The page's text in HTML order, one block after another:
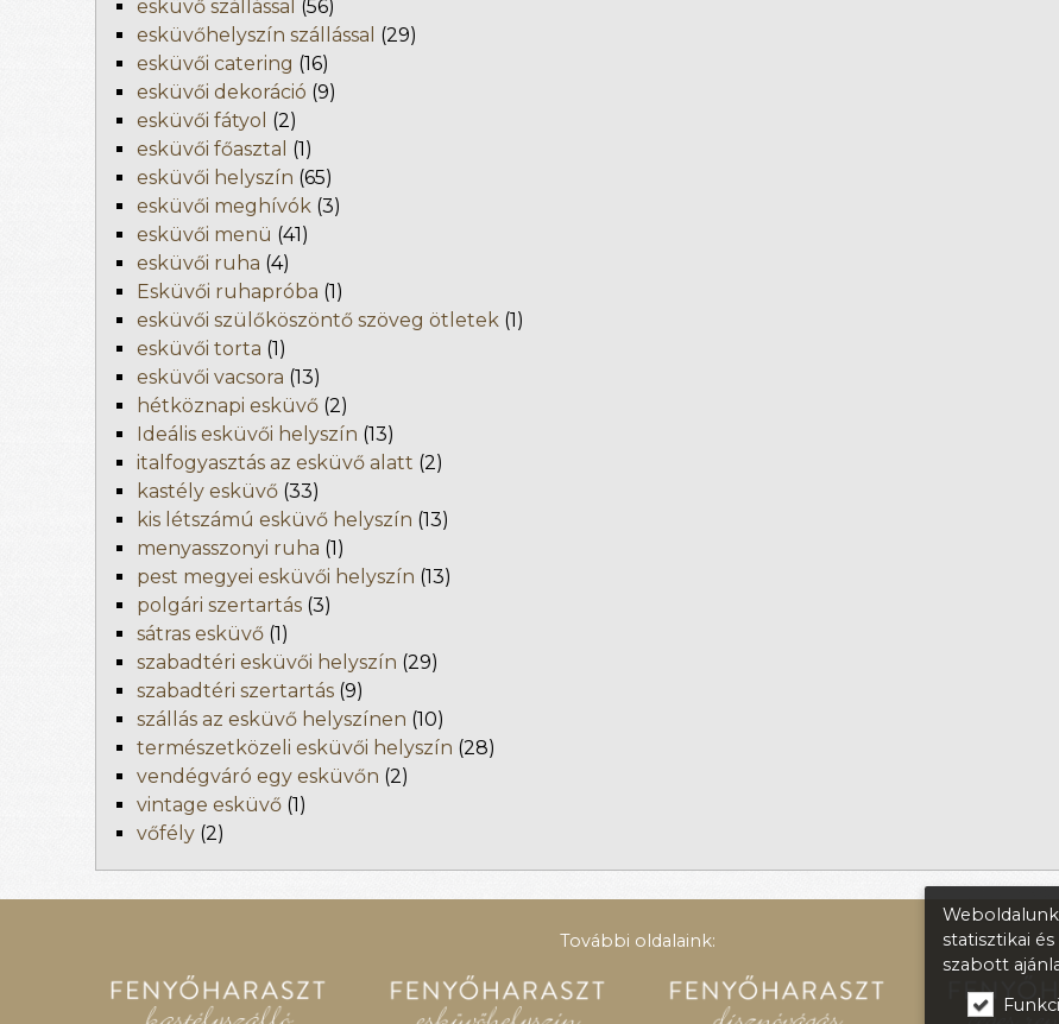
esküvő szállással (56)
esküvőhelyszín szállással (29)
esküvői catering (16)
esküvői dekoráció (9)
esküvői fátyol (2)
esküvői főasztal (1)
esküvői helyszín (65)
esküvői meghívók (3)
esküvői menü (41)
esküvői ruha (4)
Esküvői ruhapróba (1)
esküvői szülőköszöntő szöveg ötletek (1)
esküvői torta (1)
esküvői vacsora (13)
hétköznapi esküvő (2)
Ideális esküvői helyszín (13)
italfogyasztás az esküvő alatt (2)
kastély esküvő (33)
kis létszámú esküvő helyszín (13)
menyasszonyi ruha (1)
pest megyei esküvői helyszín (13)
polgári szertartás (3)
sátras esküvő (1)
szabadtéri esküvői helyszín (29)
szabadtéri szertartás (9)
szállás az esküvő helyszínen (10)
természetközeli esküvői helyszín (28)
vendégváró egy esküvőn (2)
vintage esküvő (1)
vőfély (2)
További oldalaink:
statisztikai
szabott